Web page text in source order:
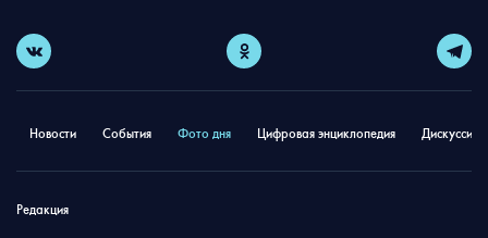
Новости События Фото дня Цифровая энциклопедия
Редакция